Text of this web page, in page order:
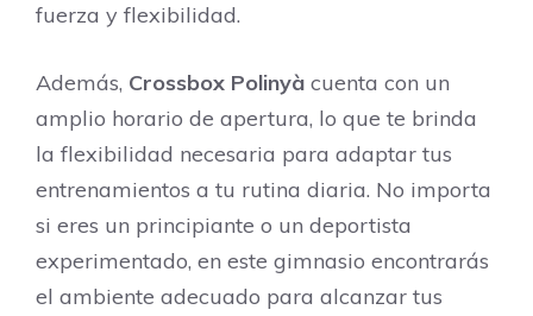
fuerza y flexibilidad.
Además, Crossbox Polinyà cuenta con un
amplio horario de apertura, lo que te brinda
la flexibilidad necesaria para adaptar tus
entrenamientos a tu rutina diaria. No importa
si eres un principiante o un deportista
experimentado, en este gimnasio encontrarás
el ambiente adecuado para alcanzar tus